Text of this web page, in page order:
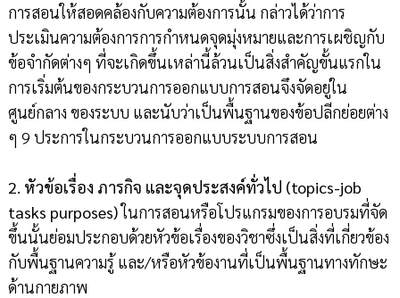
การสอนให้สอดคล้องกับความต้องการนั้น กล่าวได้ว่าการ
ประเมินความต้องการการกำหนดจุดมุ่งหมายและการเผชิญกับ
ข้อจำกัดต่างๆ ที่จะเกิดขึ้นเหล่านี้ล้วนเป็นสิ่งสำคัญขั้นแรกใน
การเริ่มต้นของกระบวนการออกแบบการสอนจึงจัดอยู่ใน
ศูนย์กลาง ของระบบ และนับว่าเป็นพื้นฐานของข้อปลีกย่อยต่าง
ๆ 9 ประการในกระบวนการออกแบบระบบการสอน
2. หัวข้อเรื่อง ภารกิจ และจุดประสงค์ทั่วไป (topics-job
tasks purposes)ในการสอนหรือโปรแกรมของการอบรมที่จัด
ขึ้นนั้นย่อมประกอบด้วยหัวข้อเรื่องของวิชาซึ่งเป็นสิ่งที่เกี่ยวข้อง
กับพื้นฐานความรู้ และ/หรือหัวข้องานที่เป็นพื้นฐานทางทักษะ
ด้านกายภาพ